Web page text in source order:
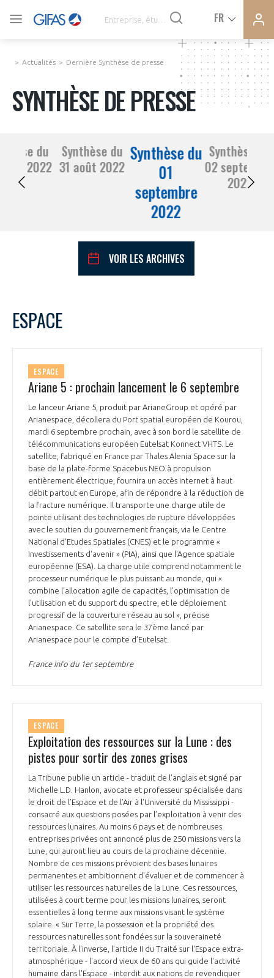
FR
SYNTHÈSE DE PRESSE
COMMUNIQUÉS DE PRESSE
LE GIFAS
NOTRE VISION
NOS MISSIONS
NOTRE HISTOIRE
ORGANISATION
LE CONSEIL DU GIFAS
L’ÉQUIPE DU GIFAS
NOS RÉSEAUX À L'INTERNATIONAL
FONCTIONNEMENT
GEADS
COMITÉ AERO PME
STARTAIR
COMMISSIONS ET COMITÉS
ACCOMPAGNEMENT DE NOS ADHÉRENTS
LES PROGRAMMES DU GIFAS
UN ÉCOSYSTÈME INTÉGRÉ ET COHÉRENT
POURQUOI DEVENIR MEMBRE ?
LA MÉDIATION
LA MÉDIATION DANS LA FILIÈRE AÉRONAUTIQUE ET SPATIALE
LE MÉDIATEUR DE LA FILIÈRE AÉRONAUTIQUE ET SPATIALE
MÉDIATION ET CHARTE D’ENGAGEMENT SUR LES RELATIONS ENTRE
CLIENTS ET FOURNISSEURS
PRENDRE CONTACT AVEC LE MÉDIATEUR DE LA FILIÈRE
LE SALON DU BOURGET
L'OBSERVATOIRE
CHIFFRES CLÉS
LES ENJEUX
EMPLOI & FORMATION
ENVIRONNEMENT
INNOVATION
INTERNATIONALISATION
LES PUBLICATIONS
DOCUMENTS & BROCHURES
RAPPORTS D'ACTIVITÉS
Actualités Dernière Synthèse de presse
SYNTHÈSE DE PRESSE
du
30 août 2022
Synthèse du
31 août 2022
Synthèse du
01
septembre
2022
Synthèse du
02
2022
VOIR LES ARCHIVES
1 2 3
4
16
19
26
27 28 29 30
ESPACE
ESPACE
Ariane 5 : prochain lancement le 6 septembre
Le lanceur Ariane 5, produit par ArianeGroup et opéré par
Arianespace, décollera du Port spatial européen de Kourou,
mardi 6 septembre prochain, avec à son bord le satellite de
télécommunications européen Eutelsat Konnect VHTS. Le
satellite, fabriqué en France par Thales Alenia Space sur la
base de la plate-forme Spacebus NEO à propulsion
entièrement électrique, fournira un accès internet à haut
débit partout en Europe, afin de répondre à la réduction de
la fracture numérique. Il transporte une charge utile de
pointe utilisant des technologies de rupture développées
avec le soutien du gouvernement français, via le Centre
National d'Etudes Spatiales (CNES) et le programme «
Investissements d'avenir » (PIA), ainsi que l'Agence spatiale
européenne (ESA). La charge utile comprend notamment le
processeur numérique le plus puissant au monde, qui «
combine l'allocation agile de capacités, l'optimisation de
l'utilisation et du support du spectre, et le déploiement
progressif de la couverture réseau au sol », précise
Arianespace. Ce satellite sera le 37ème lancé par
Arianespace pour le compte d’Eutelsat.
France Info du 1er septembre
ESPACE
Exploitation des ressources sur la Lune : des
pistes pour sortir des zones grises
La Tribune publie un article - traduit de l’anglais et signé par
Michelle L.D. Hanlon, avocate et professeur spécialisée dans
le droit de l’Espace et de l’Air à l’Université du Mississippi -
consacré aux questions posées par l’exploitation à venir des
ressources lunaires. Au moins 6 pays et de nombreuses
entreprises privées ont annoncé plus de 250 missions vers la
Lune, qui auront lieu au cours de la prochaine décennie.
Nombre de ces missions prévoient des bases lunaires
permanentes et ambitionnent d'évaluer et de commencer à
utiliser les ressources naturelles de la Lune. Ces ressources,
utilisées à court terme pour les missions lunaires, seront
essentielles à long terme aux missions visant le système
solaire. « Sur Terre, la possession et la propriété des
ressources naturelles sont fondées sur la souveraineté
territoriale. À l'inverse, l'article II du Traité sur l'Espace extra-
atmosphérique - l'accord vieux de 60 ans qui guide l'activité
humaine dans l'Espace - interdit aux nations de revendiquer
VOUS ÊTES ADHÉRENTS
PAS ENCORE ADHÉRENT ?
VOUS ÊTES UN PROFESSIONNEL DE LA FILIÈRE ?
votre réseau au sein d’un écosystème intégré et
Découvrez les avantages d'adhérer au GIFAS.
Rencontres, salons, données sectorielles,
programmes ...
DEMANDE D’ADHÉSION
DEMANDE D’ADHÉSION
Avez-vous un statut de droit français ?
OUI NON